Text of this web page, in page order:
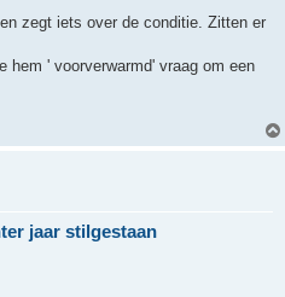
zegt iets over de conditie. Zitten er
hem ' voorverwarmd' vraag om een
jaar stilgestaan